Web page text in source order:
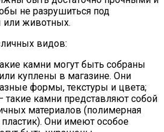
не разрушиться под
животных.
видов:
камни могут быть собраны
куплены в магазине. Они
формы, текстуры и цвета;
такие камни представляют собой
материалов (полимерная
пластик). Они имеют особое